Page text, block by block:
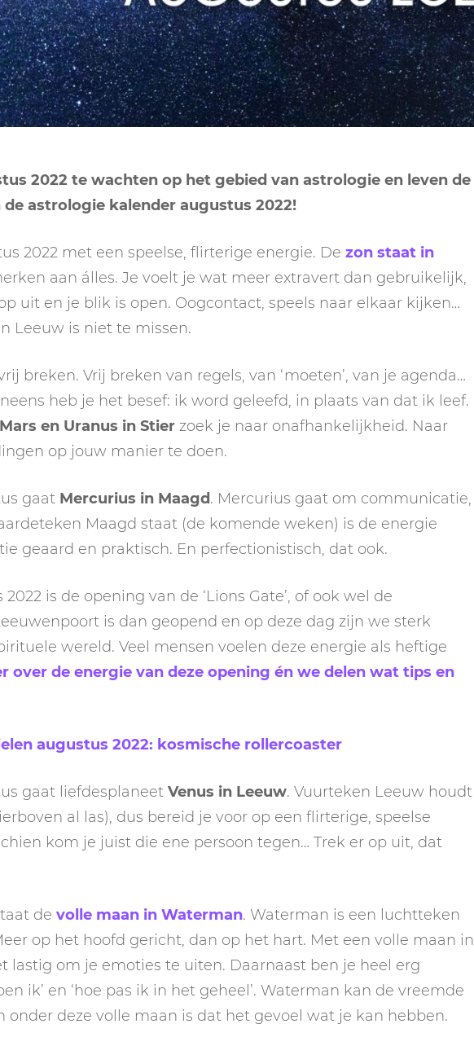
NEGENDE HUIS
TIENDE HUIS
ELFDE HUIS
NEPTUNUS
PLUTO
CHIRON
ORAKEL
RITUELEN
NIEUWE MAAN
RITUELEN
MERCURIUS
SPIRIT ANIMALS
2022 te wachten op het gebied van astrologie en leven de
de astrologie kalender augustus 2022!
2022 met een speelse, flirterige energie. De zon staat in
aan álles. Je voelt je wat meer extravert dan gebruikelijk,
uit en je blik is open. Oogcontact, speels naar elkaar kijken…
Leeuw is niet te missen.
breken. Vrij breken van regels, van ‘moeten’, van je agenda…
heb je het besef: ik word geleefd, in plaats van dat ik leef.
Mars en Uranus in Stier zoek je naar onafhankelijkheid. Naar
op jouw manier te doen.
gaat Mercurius in Maagd. Mercurius gaat om communicatie,
Maagd staat (de komende weken) is de energie
geaard en praktisch. En perfectionistisch, dat ook.
is de opening van de ‘Lions Gate’, of ook wel de
is dan geopend en op deze dag zijn we sterk
wereld. Veel mensen voelen deze energie als heftige
over de energie van deze opening én we delen wat tips en
augustus 2022: kosmische rollercoaster
gaat liefdesplaneet Venus in Leeuw. Vuurteken Leeuw houdt
al las), dus bereid je voor op een flirterige, speelse
kom je juist die ene persoon tegen… Trek er op uit, dat
de volle maan in Waterman. Waterman is een luchtteken
op het hoofd gericht, dan op het hart. Met een volle maan in
lastig om je emoties te uiten. Daarnaast ben je heel erg
ik’ en ‘hoe pas ik in het geheel’. Waterman kan de vreemde
onder deze volle maan is dat het gevoel wat je kan hebben.